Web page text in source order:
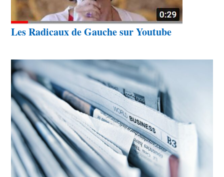
Les Radicaux de Gauche sur Youtube